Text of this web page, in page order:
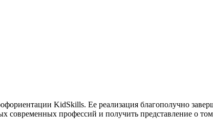
KidSkills. Ее реализация благополучно
современных профессий и получить представление о